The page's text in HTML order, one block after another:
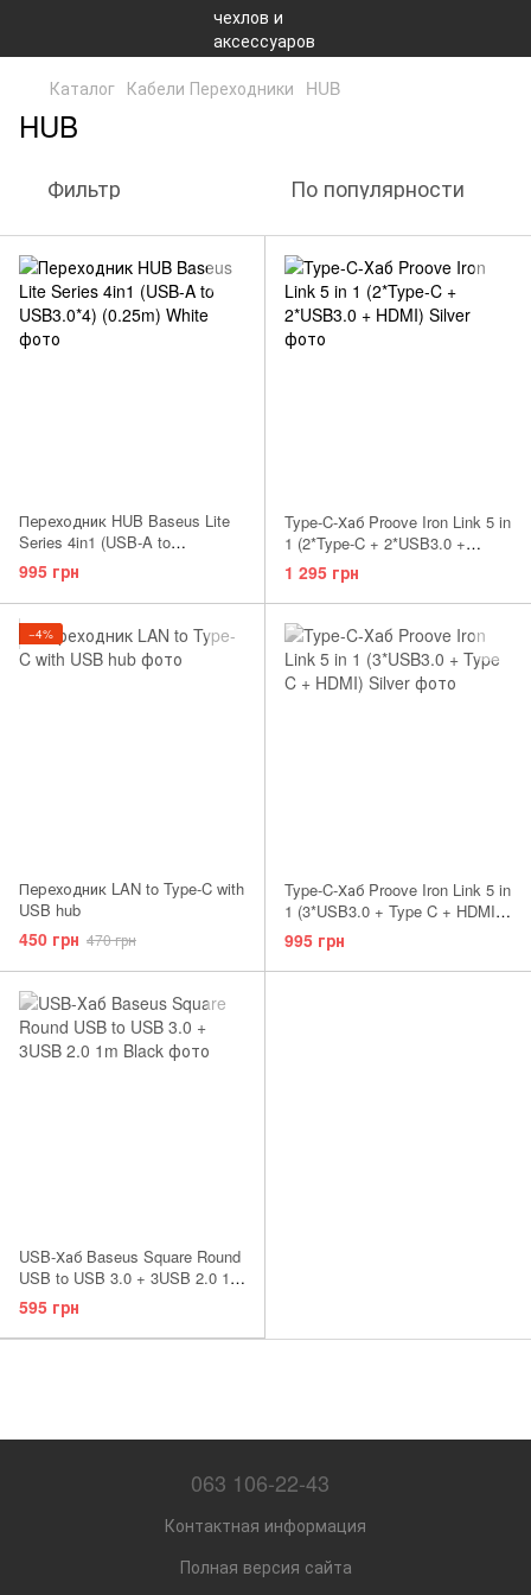
Каталог Кабели Переходники HUB
HUB
Фильтр По популярности
Переходник HUB Baseus Lite
Series 4in1 (USB-A to
USB3.0*4) (0.25m) White
995 грн
Type-C-Хаб Proove Iron Link 5 in
1 (2*Type-C + 2*USB3.0 +
HDMI) Silver
1 295 грн
−4%
Переходник LAN to Type-C with
USB hub
450 грн 470 грн
Type-C-Хаб Proove Iron Link 5 in
1 (3*USB3.0 + Type C + HDMI)
Silver
995 грн
USB-Хаб Baseus Square Round
USB to USB 3.0 + 3USB 2.0 1m
Black
595 грн
063 106-22-43
Контактная информация
Полная версия сайта